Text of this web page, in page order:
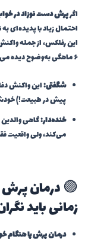
اگرپرش دست نوزاد در
احتمال زیاد با پدیده‌ای
۶ ماهگی به‌وضوح دیده می‌شود و پس از آن کم‌کم از بین می‌رود.
شگفتی:این واکنش
پیش در طبیعت!)
خنده‌دار:گاهی
می‌کند، ولی واقعیت
🟣 درمان پرش
زمانی باید
درمان پرش پا هنگام